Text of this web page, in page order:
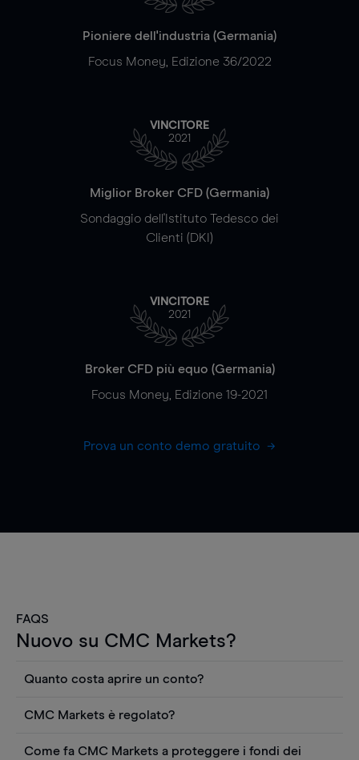
Pioniere dell'industria (Germania)
Focus Money, Edizione 36/2022
VINCITORE
2021
Miglior Broker CFD (Germania)
Sondaggio dell'Istituto Tedesco dei
Clienti (DKI)
VINCITORE
2021
Broker CFD più equo (Germania)
Focus Money, Edizione 19-2021
Prova un conto demo gratuito
FAQS
Nuovo su CMC Markets?
Quanto costa aprire un conto?
Puoi anche visualizzare gratuitamente i prezzi e
utilizzare strumenti come grafici, notizie Reuters
CMC Markets è regolato?
Come fa CMC Markets a proteggere i fondi dei